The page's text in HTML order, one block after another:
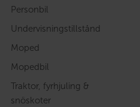
Personbil
Undervisningstillstånd
Moped
Mopedbil
Traktor, fyrhjuling &
snöskoter